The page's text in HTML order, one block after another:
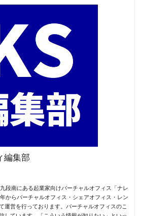
編集部
段南にある起業家向けバーチャルオフィス「ナレ
からバーチャルオフィス・シェアオフィス・レン
運営を行っております。バーチャルオフィスのこ